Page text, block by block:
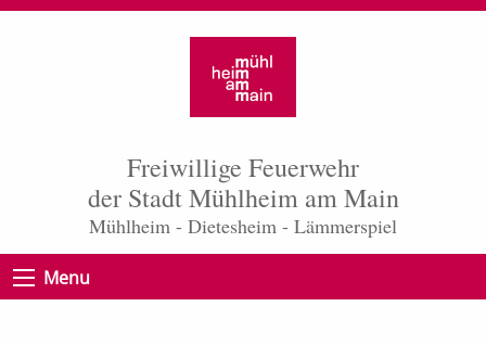
Freiwillige Feuerwehr
der Stadt Mühlheim am Main
Mühlheim - Dietesheim - Lämmerspiel
Menu